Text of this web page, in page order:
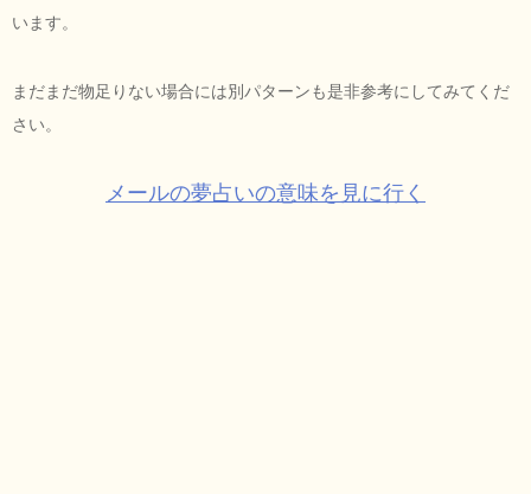
います。
まだまだ物足りない場合には別パターンも是非参考にしてみてくだ
さい。
メールの夢占いの意味を見に行く